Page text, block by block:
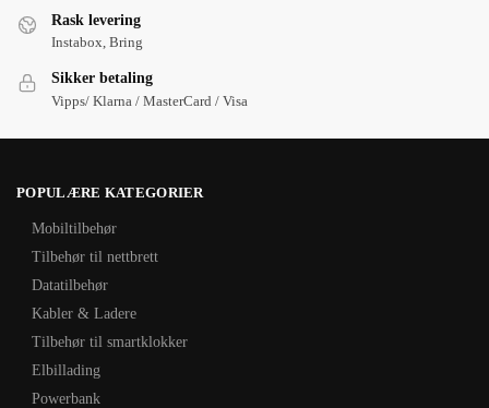
Rask levering
Instabox, Bring
Sikker betaling
Vipps/ Klarna / MasterCard / Visa
POPULÆRE KATEGORIER
Mobiltilbehør
Tilbehør til nettbrett
Datatilbehør
Kabler & Ladere
Tilbehør til smartklokker
Elbillading
Powerbank